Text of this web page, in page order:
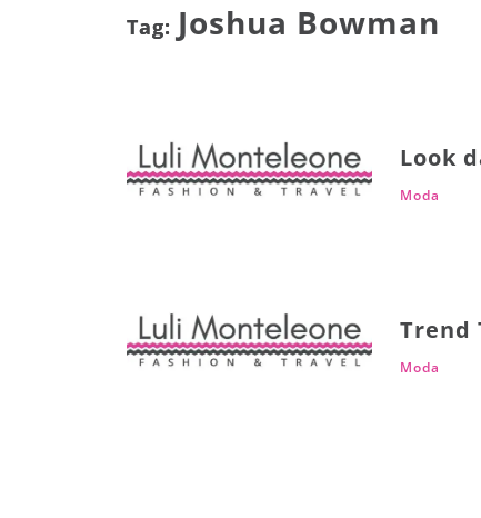
Tag: Joshua Bowman
Look
Moda
Trend
Moda